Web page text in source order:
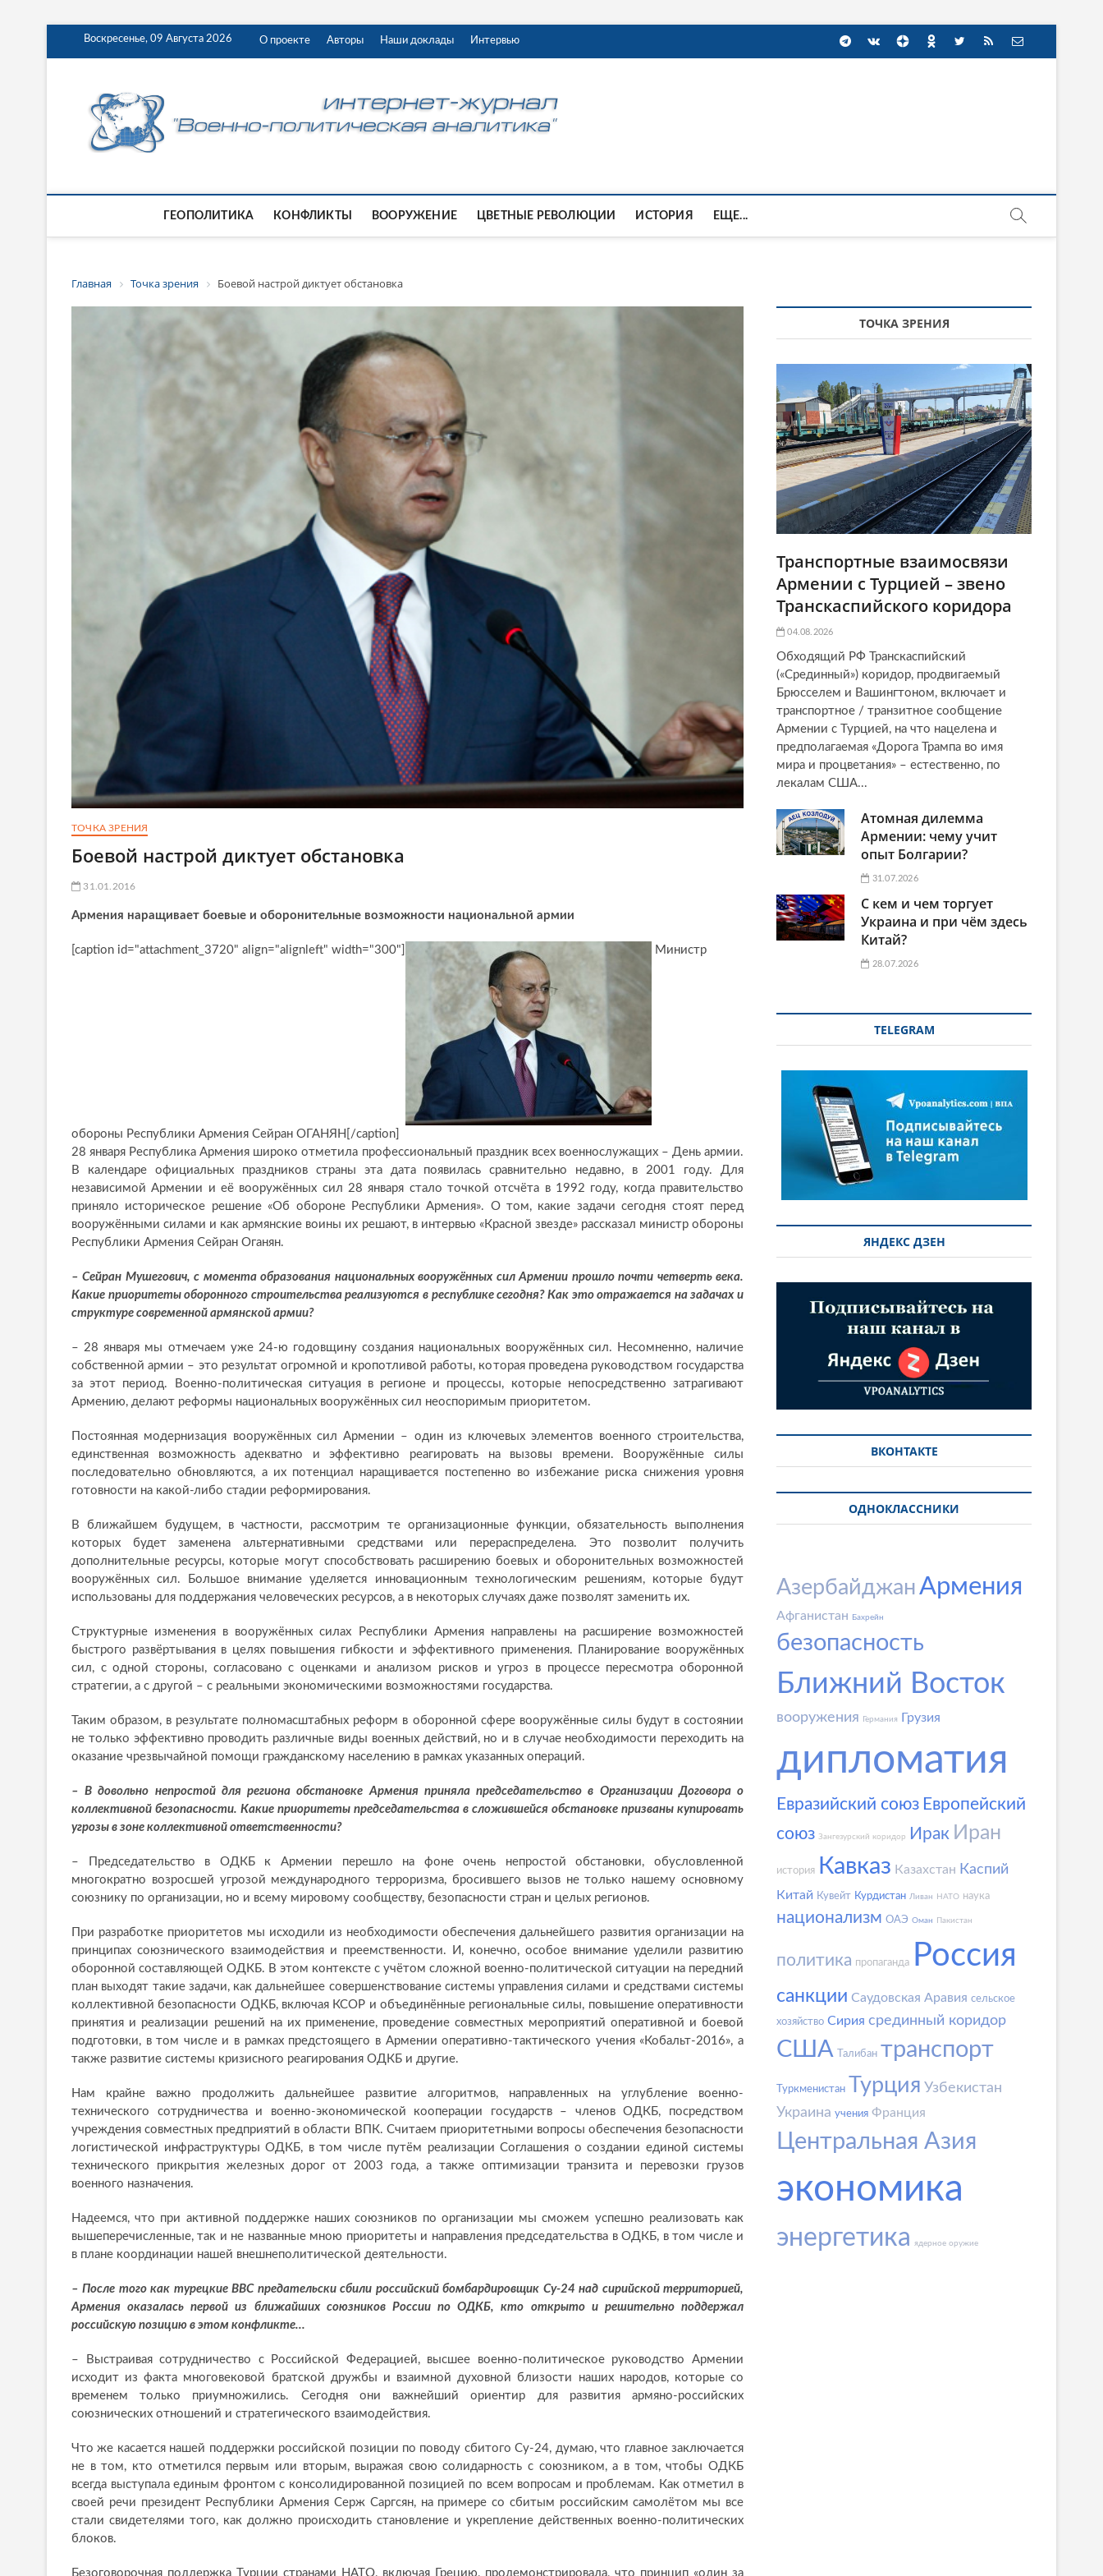
Воскресенье, 09 Августа 2026 О проекте Авторы Наши доклады Интервью
ГЕОПОЛИТИКА КОНФЛИКТЫ ВООРУЖЕНИЕ ЦВЕТНЫЕ РЕВОЛЮЦИИ ИСТОРИЯ ЕЩЕ...
Главная Точка зрения Боевой настрой диктует обстановка
ТОЧКА ЗРЕНИЯ
Боевой настрой диктует обстановка
31.01.2016
Армения наращивает боевые и оборонительные возможности национальной армии
[caption id="attachment_3720" align="alignleft" width="300"] Министр
обороны Республики Армения Сейран ОГАНЯН[/caption]
28 января Республика Армения широко отметила профессиональный праздник всех военнослужащих – День армии.
В календаре официальных праздников страны эта дата появилась сравнительно недавно, в 2001 году. Для
независимой Армении и её вооружённых сил 28 января стало точкой отсчёта в 1992 году, когда правительство
приняло историческое решение «Об обороне Республики Армения». О том, какие задачи сегодня стоят перед
вооружёнными силами и как армянские воины их решают, в интервью «Красной звезде» рассказал министр обороны
Республики Армения Сейран Оганян.
– Сейран Мушегович, с момента образования национальных вооружённых сил Армении прошло почти четверть века.
Какие приоритеты оборонного строительства реализуются в республике сегодня? Как это отражается на задачах и
структуре современной армянской армии?
– 28 января мы отмечаем уже 24-ю годовщину создания национальных вооружённых сил. Несомненно, наличие
собственной армии – это результат огромной и кропотливой работы, которая проведена руководством государства
за этот период. Военно-политическая ситуация в регионе и процессы, которые непосредственно затрагивают
Армению, делают реформы национальных вооружённых сил неоспоримым приоритетом.
Постоянная модернизация вооружённых сил Армении – один из ключевых элементов военного строительства,
единственная возможность адекватно и эффективно реагировать на вызовы времени. Вооружённые силы
последовательно обновляются, а их потенциал наращивается постепенно во избежание риска снижения уровня
готовности на какой-либо стадии реформирования.
В ближайшем будущем, в частности, рассмотрим те организационные функции, обязательность выполнения
которых будет заменена альтернативными средствами или перераспределена. Это позволит получить
дополнительные ресурсы, которые могут способствовать расширению боевых и оборонительных возможностей
вооружённых сил. Большое внимание уделяется инновационным технологическим решениям, которые будут
использованы для поддержания человеческих ресурсов, а в некоторых случаях даже позволят заменить их.
Структурные изменения в вооружённых силах Республики Армения направлены на расширение возможностей
быстрого развёртывания в целях повышения гибкости и эффективного применения. Планирование вооружённых
сил, с одной стороны, согласовано с оценками и анализом рисков и угроз в процессе пересмотра оборонной
стратегии, а с другой – с реальными экономическими возможностями государства.
Таким образом, в результате полномасштабных реформ в оборонной сфере вооружённые силы будут в состоянии
не только эффективно проводить различные виды военных действий, но и в случае необходимости переходить на
оказание чрезвычайной помощи гражданскому населению в рамках указанных операций.
– В довольно непростой для региона обстановке Армения приняла председательство в Организации Договора о
коллективной безопасности. Какие приоритеты председательства в сложившейся обстановке призваны купировать
угрозы в зоне коллективной ответственности?
– Председательство в ОДКБ к Армении перешло на фоне очень непростой обстановки, обусловленной
многократно возросшей угрозой международного терроризма, бросившего вызов не только нашему основному
союзнику по организации, но и всему мировому сообществу, безопасности стран и целых регионов.
При разработке приоритетов мы исходили из необходимости обеспечения дальнейшего развития организации на
принципах союзнического взаимодействия и преемственности. И, конечно, особое внимание уделили развитию
оборонной составляющей ОДКБ. В этом контексте с учётом сложной военно-политической ситуации на передний
план выходят такие задачи, как дальнейшее совершенствование системы управления силами и средствами системы
коллективной безопасности ОДКБ, включая КСОР и объединённые региональные силы, повышение оперативности
принятия и реализации решений на их применение, проведение совместных мероприятий оперативной и боевой
подготовки, в том числе и в рамках предстоящего в Армении оперативно-тактического учения «Кобальт-2016», а
также развитие системы кризисного реагирования ОДКБ и другие.
Нам крайне важно продолжить дальнейшее развитие алгоритмов, направленных на углубление военно-
технического сотрудничества и военно-экономической кооперации государств – членов ОДКБ, посредством
учреждения совместных предприятий в области ВПК. Считаем приоритетными вопросы обеспечения безопасности
логистической инфраструктуры ОДКБ, в том числе путём реализации Соглашения о создании единой системы
технического прикрытия железных дорог от 2003 года, а также оптимизации транзита и перевозки грузов
военного назначения.
Надеемся, что при активной поддержке наших союзников по организации мы сможем успешно реализовать как
вышеперечисленные, так и не названные мною приоритеты и направления председательства в ОДКБ, в том числе и
в плане координации нашей внешнеполитической деятельности.
– После того как турецкие ВВС предательски сбили российский бомбардировщик Су-24 над сирийской территорией,
Армения оказалась первой из ближайших союзников России по ОДКБ, кто открыто и решительно поддержал
российскую позицию в этом конфликте…
– Выстраивая сотрудничество с Российской Федерацией, высшее военно-политическое руководство Армении
исходит из факта многовековой братской дружбы и взаимной духовной близости наших народов, которые со
временем только приумножились. Сегодня они важнейший ориентир для развития армяно-российских
союзнических отношений и стратегического взаимодействия.
Что же касается нашей поддержки российской позиции по поводу сбитого Су-24, думаю, что главное заключается
не в том, кто отметился первым или вторым, выражая свою солидарность с союзником, а в том, чтобы ОДКБ
всегда выступала единым фронтом с консолидированной позицией по всем вопросам и проблемам. Как отметил в
своей речи президент Республики Армения Серж Саргсян, на примере со сбитым российским самолётом мы все
стали свидетелями того, как должно происходить становление и укрепление действенных военно-политических
блоков.
Безоговорочная поддержка Турции странами НАТО, включая Грецию, продемонстрировала, что принцип «один за
ТОЧКА ЗРЕНИЯ
Транспортные взаимосвязи
Армении с Турцией – звено
Транскаспийского коридора
04.08.2026
Обходящий РФ Транскаспийский
(«Срединный») коридор, продвигаемый
Брюсселем и Вашингтоном, включает и
транспортное / транзитное сообщение
Армении с Турцией, на что нацелена и
предполагаемая «Дорога Трампа во имя
мира и процветания» – естественно, по
лекалам США...
Атомная дилемма
Армении: чему учит
опыт Болгарии?
31.07.2026
С кем и чем торгует
Украина и при чём здесь
Китай?
28.07.2026
TELEGRAM
ЯНДЕКС ДЗЕН
ВКОНТАКТЕ
ОДНОКЛАССНИКИ
АзербайджанАрмения
Афганистан Бахрейн
безопасность
Ближний Восток
вооружения Германия Грузия
дипломатия
Евразийский союз Европейский
союз Зангезурский коридор Ирак Иран
история Кавказ Казахстан Каспий
Китай Кувейт Курдистан Ливан НАТО наука
национализм ОАЭ Оман Пакистан
политика пропаганда Россия
санкции Саудовская Аравия сельское
хозяйство Сирия срединный коридор
США Талибан транспорт
Туркменистан Турция Узбекистан
Украина учения Франция
Центральная Азия
экономика
энергетика ядерное оружие